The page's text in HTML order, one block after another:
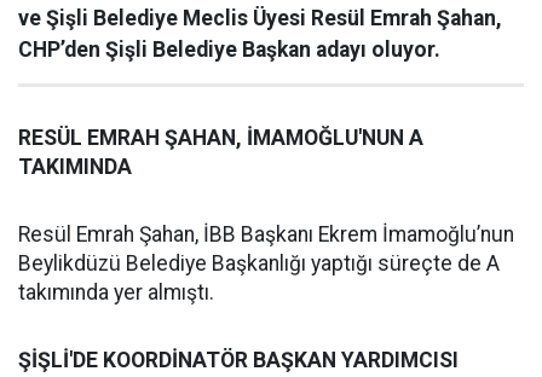
ve Şişli Belediye Meclis Üyesi Resül Emrah Şahan,
CHP’den Şişli Belediye Başkan adayı oluyor.
RESÜL EMRAH ŞAHAN, İMAMOĞLU'NUN A
TAKIMINDA
Resül Emrah Şahan, İBB Başkanı Ekrem İmamoğlu’nun
Beylikdüzü Belediye Başkanlığı yaptığı süreçte de A
takımında yer almıştı.
ŞİŞLİ'DE KOORDİNATÖR BAŞKAN YARDIMCISI